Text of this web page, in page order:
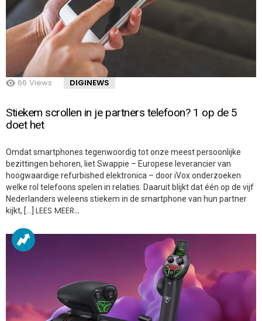
66 Views DIGINEWS
Stiekem scrollen in je partners telefoon? 1 op de 5
doet het
Omdat smartphones tegenwoordig tot onze meest persoonlijke
bezittingen behoren, liet Swappie – Europese leverancier van
hoogwaardige refurbished elektronica – door iVox onderzoeken
welke rol telefoons spelen in relaties. Daaruit blijkt dat één op de vijf
Nederlanders weleens stiekem in de smartphone van hun partner
kijkt, […] LEES MEER…